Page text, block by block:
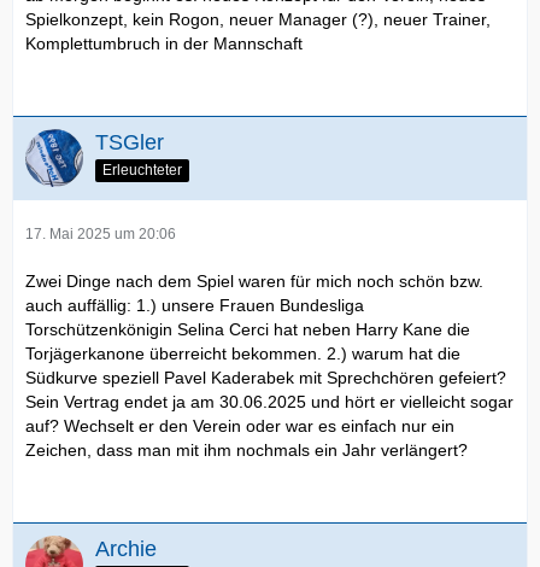
Spielkonzept, kein Rogon, neuer Manager (?), neuer Trainer,
Komplettumbruch in der Mannschaft
TSGler
Erleuchteter
17. Mai 2025 um 20:06
Zwei Dinge nach dem Spiel waren für mich noch schön bzw.
auch auffällig: 1.) unsere Frauen Bundesliga
Torschützenkönigin Selina Cerci hat neben Harry Kane die
Torjägerkanone überreicht bekommen. 2.) warum hat die
Südkurve speziell Pavel Kaderabek mit Sprechchören gefeiert?
Sein Vertrag endet ja am 30.06.2025 und hört er vielleicht sogar
auf? Wechselt er den Verein oder war es einfach nur ein
Zeichen, dass man mit ihm nochmals ein Jahr verlängert?
Archie